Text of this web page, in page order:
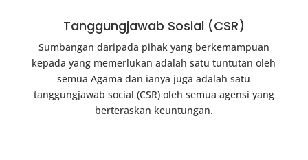
Tanggungjawab Sosial (CSR)
Sumbangan daripada pihak yang berkemampuan
kepada yang memerlukan adalah satu tuntutan oleh
semua Agama dan ianya juga adalah satu
tanggungjawab social (CSR) oleh semua agensi yang
berteraskan keuntungan.